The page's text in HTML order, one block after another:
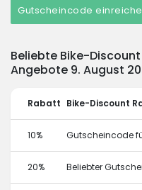
Gutscheincode
Beliebte Bike-
Angebote 9. August
Rabatt Bike-Discount
10% Gutscheincode
20% Beliebter